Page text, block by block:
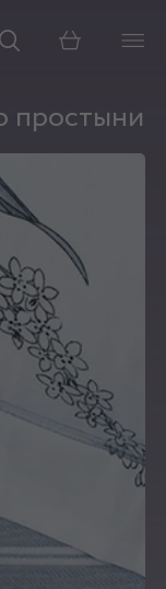
Корзина
простыни